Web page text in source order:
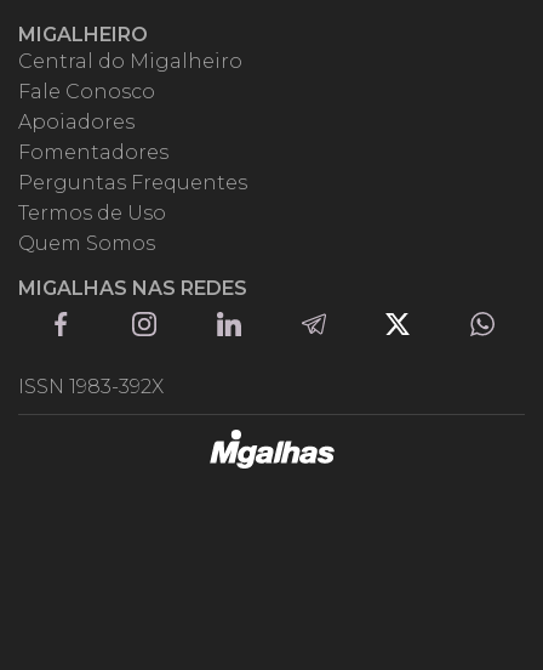
MIGALHEIRO
Central do Migalheiro
Fale Conosco
Apoiadores
Fomentadores
Perguntas Frequentes
Termos de Uso
Quem Somos
MIGALHAS NAS REDES
ISSN 1983-392X